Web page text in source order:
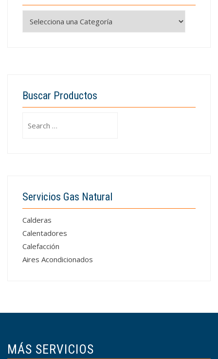
Buscar Productos
for:
Servicios Gas Natural
Calderas
Calentadores
Calefacción
Aires Acondicionados
MÁS SERVICIOS